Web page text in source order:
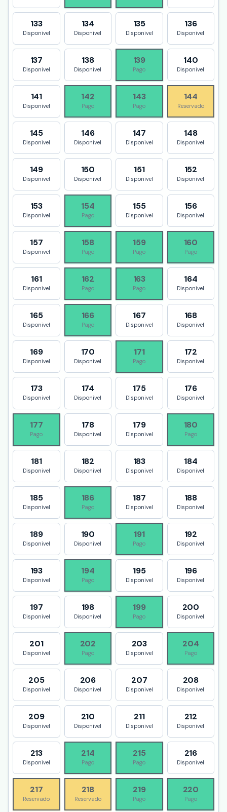
133
Disponivel
134
Disponivel
135
Disponivel
136
Disponivel
137
Disponivel
138
Disponivel
139
Pago
140
Disponivel
141
Disponivel
142
Pago
143
Pago
144
Reservado
145
Disponivel
146
Disponivel
147
Disponivel
148
Disponivel
149
Disponivel
150
Disponivel
151
Disponivel
152
Disponivel
153
Disponivel
154
Pago
155
Disponivel
156
Disponivel
157
Disponivel
158
Pago
159
Pago
160
Pago
161
Disponivel
162
Pago
163
Pago
164
Disponivel
165
Disponivel
166
Pago
167
Disponivel
168
Disponivel
169
Disponivel
170
Disponivel
171
Pago
172
Disponivel
173
Disponivel
174
Disponivel
175
Disponivel
176
Disponivel
177
Pago
178
Disponivel
179
Disponivel
180
Pago
181
Disponivel
182
Disponivel
183
Disponivel
184
Disponivel
185
Disponivel
186
Pago
187
Disponivel
188
Disponivel
189
Disponivel
190
Disponivel
191
Pago
192
Disponivel
193
Disponivel
194
Pago
195
Disponivel
196
Disponivel
197
Disponivel
198
Disponivel
199
Pago
200
Disponivel
201
Disponivel
202
Pago
203
Disponivel
204
Pago
205
Disponivel
206
Disponivel
207
Disponivel
208
Disponivel
209
Disponivel
210
Disponivel
211
Disponivel
212
Disponivel
213
Disponivel
214
Pago
215
Pago
216
Disponivel
217
Reservado
218
Reservado
219
Pago
220
Pago